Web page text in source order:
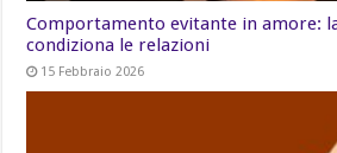
Comportamento evitante in amore:
condiziona le relazioni
15 Febbraio 2026